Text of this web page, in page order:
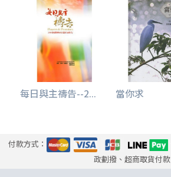
每日與主禱告--2... 當你求
付款方式：
政劃撥、超商取貨付款